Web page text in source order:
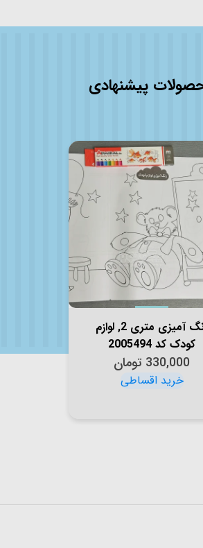
پیشنهادی
رنگ آمیزی متری 2, لوازم
کودک کد 2005494
330,000 تومان